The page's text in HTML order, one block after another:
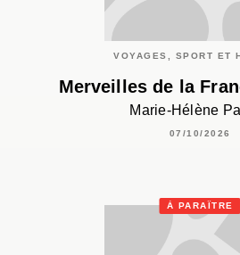
VOYAGES, SPORT ET
Merveilles de la
Marie-Hélène
07/10/2026
À PARAÎTRE